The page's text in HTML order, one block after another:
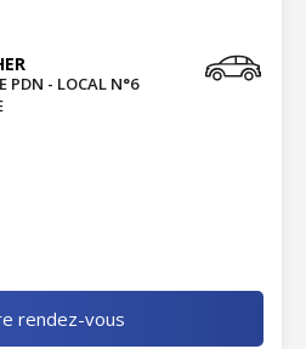
PDN - LOCAL N°6
rendez-vous